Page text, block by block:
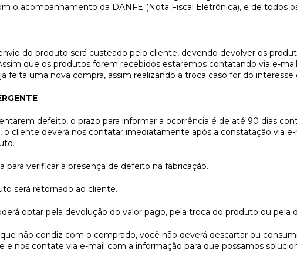
o acompanhamento da DANFE (Nota Fiscal Eletrônica), e de todos
do produto será custeado pelo cliente, devendo devolver os
que os produtos forem recebidos estaremos contatando via e-
feita uma nova compra, assim realizando a troca caso for do interesse
defeito, o prazo para informar a ocorrência é de até 90 dias
cliente deverá nos contatar imediatamente após a constatação via e-
para verificar a presença de defeito na fabricação.
será retornado ao cliente.
optar pela devolução do valor pago, pela troca do produto ou pela
não condiz com o comprado, você não deverá descartar ou
e nos contate via e-mail com a informação para que possamos